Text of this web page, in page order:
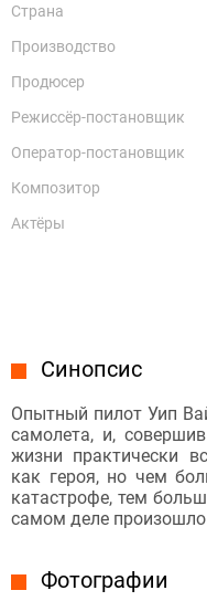
Страна
Производство
Продюсер
Режиссёр-постановщик
Оператор-постановщик
Композитор
Актёры
Синопсис
Опытный пилот Уип
самолета, и,
жизни практически
как героя, но чем
катастрофе, тем
самом деле произошло
Фотографии